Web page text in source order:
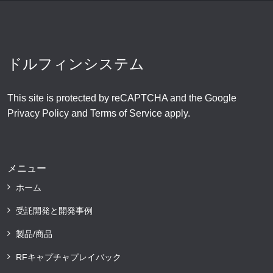
ドルフィンシステム
This site is protected by reCAPTCHA and the Google
Privacy Policy and Terms of Service apply.
メニュー
ホーム
受託開発と開発事例
製品/商品
RFキャプチャプレイバック